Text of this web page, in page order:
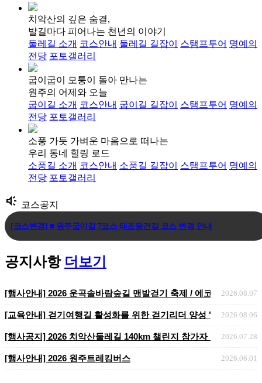
치악산의 깊은 숨결,
발길마다 피어나는 천년의 이야기
둘레길 소개 코스안내 둘레길 길잡이 스탬프투어 명예의
전당 포토갤러리
굽이굽이 모퉁이 돌아 만나는
원주의 어제와 오늘
굽이길 소개 코스안내 굽이길 길잡이 스탬프투어 명예의
전당 포토갤러리
소풍 가듯 가벼운 마음으로 떠나는
우리 동네 힐링 로드
소풍길 소개 코스안내 소풍길 길잡이 스탬프투어 명예의
전당 포토갤러리
brand_awareness 코스공지
[코스변경] ■ 원주굽이길 7코스 태조왕건길 코스 변경 안내
[코스변경] ■ 원주굽이길 3코스 회촌달맞이길
[임시코스변경] ■ 원주굽이길 18코스 반계리은행나무길 임시노선 및 스
공지사항 더보기
[행사안내] 2026 운곡솔바람숲길 맨발걷기 축제 / 에코힐링 맨발
2026.08.07
[교육안내] 걷기여행길 활성화를 위한 걷기리더 양성 "걷기지도자
2026.08.06
​​​​​​​[행사공지] 2026 치악산둘레길 140km 챌린지 참가자 .. 2026.07.28
[행사안내] 2026 원주트레킹버스 2026.06.01